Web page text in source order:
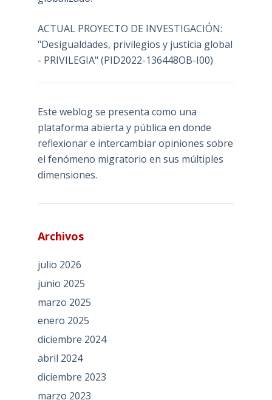
ACTUAL PROYECTO DE INVESTIGACIÓN:
"Desigualdades, privilegios y justicia global
- PRIVILEGIA" (PID2022-136448OB-I00)
Este weblog se presenta como una
plataforma abierta y pública en donde
reflexionar e intercambiar opiniones sobre
el fenómeno migratorio en sus múltiples
dimensiones.
Archivos
julio 2026
junio 2025
marzo 2025
enero 2025
diciembre 2024
abril 2024
diciembre 2023
marzo 2023